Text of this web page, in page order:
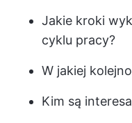
Jakie kroki
cyklu pracy?
W jakiej
Kim są